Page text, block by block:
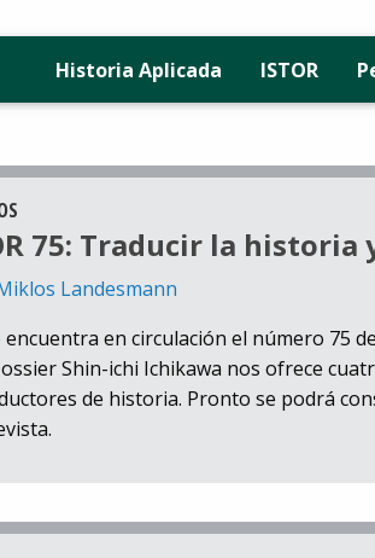
Historia Aplicada ISTOR
75: Traducir la
Landesmann
encuentra en circulación el número 75
Shin-ichi Ichikawa nos ofrece
de historia. Pronto se podrá